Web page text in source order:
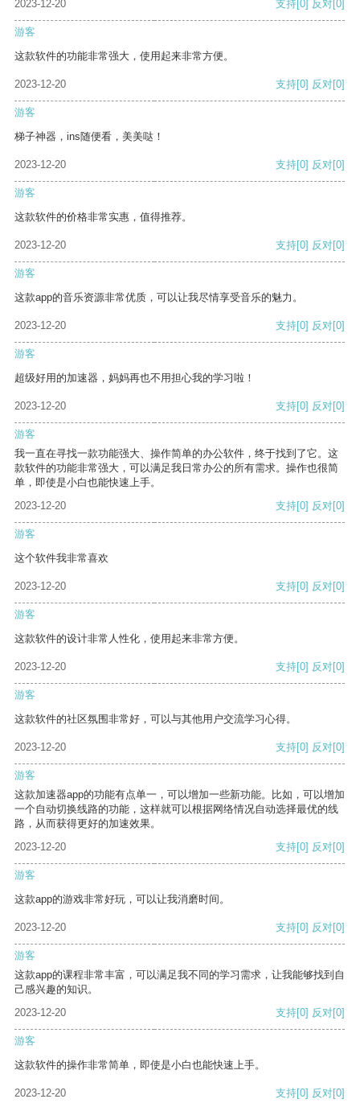
2023-12-20 支持 [0] 反对 [0]
游客
这款软件的功能非常强大，使用起来非常方便。
2023-12-20 支持[0] 反对[0]
游客
梯子神器，ins随便看，美美哒！
2023-12-20 支持[0] 反对[0]
游客
这款软件的价格非常实惠，值得推荐。
2023-12-20 支持[0] 反对[0]
游客
这款app的音乐资源非常优质，可以让我尽情享受音乐的魅力。
2023-12-20 支持[0] 反对[0]
游客
超级好用的加速器，妈妈再也不用担心我的学习啦！
2023-12-20 支持[0] 反对[0]
游客
我一直在寻找一款功能强大、操作简单的办公软件，终于找到了它。这
款软件的功能非常强大，可以满足我日常办公的所有需求。操作也很简
单，即使是小白也能快速上手。
2023-12-20
支持[0] 反对[0]
游客
这个软件我非常喜欢
2023-12-20 支持[0] 反对[0]
游客
这款软件的设计非常人性化，使用起来非常方便。
2023-12-20 支持[0] 反对[0]
游客
这款软件的社区氛围非常好，可以与其他用户交流学习心得。
2023-12-20 支持[0] 反对[0]
游客
这款加速器app的功能有点单一，可以增加一些新功能。比如，可以增加
一个自动切换线路的功能，这样就可以根据网络情况自动选择最优的线
路，从而获得更好的加速效果。
2023-12-20
支持[0] 反对[0]
游客
这款app的游戏非常好玩，可以让我消磨时间。
2023-12-20 支持[0] 反对[0]
游客
这款app的课程非常丰富，可以满足我不同的学习需求，让我能够找到自
己感兴趣的知识。
2023-12-20
支持[0] 反对[0]
游客
这款软件的操作非常简单，即使是小白也能快速上手。
2023-12-20 支持[0] 反对[0]